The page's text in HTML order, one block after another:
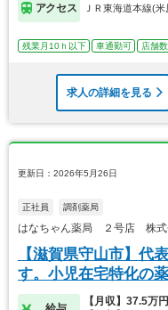
アクセス ＪＲ東海道本線(
残業月10ｈ以下 車通勤可 店舗
求人の詳細を見る
更新日：2026年5月26日
正社員 調剤薬局
はなちゃん薬局 ２号店 株式
【滋賀県守山市】代
す。小児在宅特化の薬
【月収】37.5万